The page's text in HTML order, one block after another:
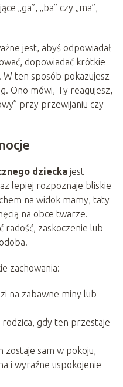
„ga”, „ba” czy „ma”,
jest, abyś odpowiadał
dopowiadać krótkie
W ten sposób pokazujesz
Ono mówi, Ty reagujesz,
przy przewijaniu czy
dzieckajest
lepiej rozpoznaje bliskie
na widok mamy, taty
na obce twarze.
radość, zaskoczenie lub
zachowania:
na zabawne miny lub
rodzica, gdy ten przestaje
zostaje sam w pokoju,
i wyraźne uspokojenie